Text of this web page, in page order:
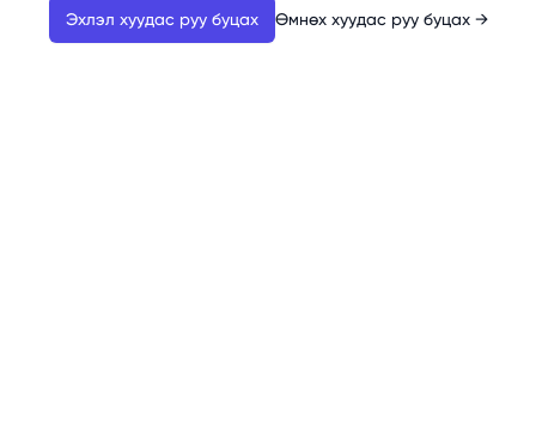
Эхлэл хуудас руу буцах Өмнөх хуудас руу буцах →